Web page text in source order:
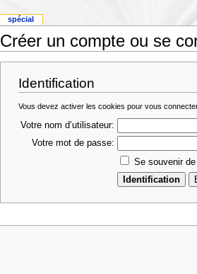
Créer un compte ou se
Identification
Vous devez activer les cookies pour vous
Votre nom d’utilisateur:
Votre mot de passe:
Se souvenir
spécial